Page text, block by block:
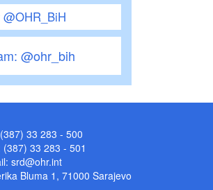
@ohr_bih
33 283 - 500
(387) 33 283 - 501
srd@ohr.int
Bluma 1, 71000 Sarajevo